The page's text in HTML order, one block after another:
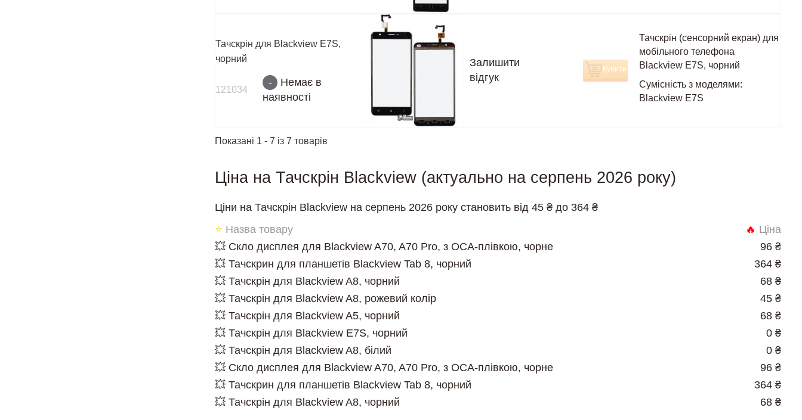
Тачскрін для Blackview E7S,
чорний
121034
-
Немає в
наявності
Залишити
відгук
Купити
Тачскрін (сенсорний екран) для
мобільного телефона
Blackview E7S, чорний
Сумісність з моделями:
Blackview E7S
Показані 1 - 7 із 7 товарів
Ціна на Тачскрін Blackview (актуально на серпень 2026 року)
Ціни на Тачскрін Blackview на серпень 2026 року становить від 45 ₴ до 364 ₴
⭐ Назва товару 🔥 Ціна
💥 Скло дисплея для Blackview A70, A70 Pro, з OCA-плівкою, чорне
96 ₴
💥 Тачскрин для планшетів Blackview Tab 8, чорний
364 ₴
💥 Тачскрін для Blackview A8, чорний
68 ₴
💥 Тачскрін для Blackview A8, рожевий колір
45 ₴
💥 Тачскрін для Blackview A5, чорний
68 ₴
💥 Тачскрін для Blackview E7S, чорний
0 ₴
💥 Тачскрін для Blackview A8, білий
0 ₴
💥 Скло дисплея для Blackview A70, A70 Pro, з OCA-плівкою, чорне
96 ₴
💥 Тачскрин для планшетів Blackview Tab 8, чорний
364 ₴
💥 Тачскрін для Blackview A8, чорний
68 ₴